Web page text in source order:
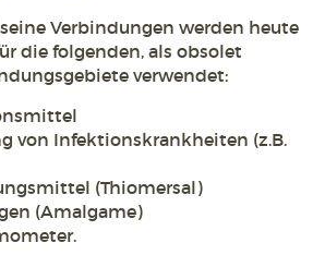
Verbindungen werden heute
die folgenden, als obsolet
verwendet:
von Infektionskrankheiten (z.B.
(Thiomersal)
(Amalgame)